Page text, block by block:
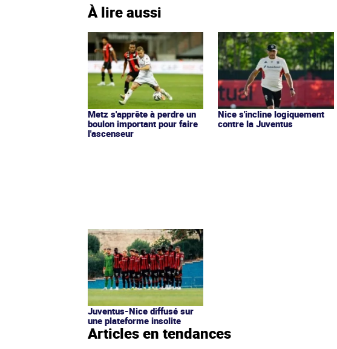
À lire aussi
Metz s'apprête à perdre un
boulon important pour faire
l'ascenseur
Nice s'incline logiquement
contre la Juventus
Juventus-Nice diffusé sur
une plateforme insolite
Articles en tendances